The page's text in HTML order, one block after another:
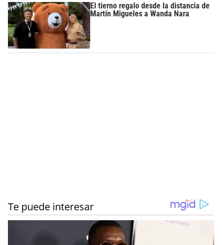
El tierno regalo desde la distancia de
Martín Migueles a Wanda Nara